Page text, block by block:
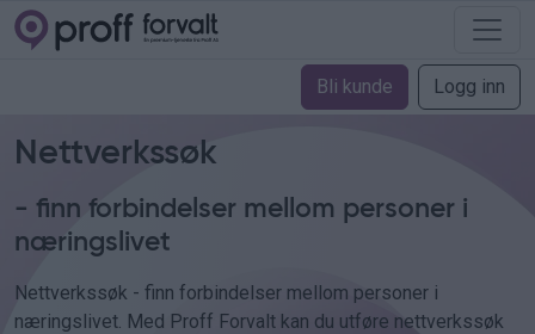
Bli kunde Logg inn
Nettverkssøk
- finn forbindelser mellom personer i
næringslivet
Nettverkssøk - finn forbindelser mellom personer i
næringslivet. Med Proff Forvalt kan du utføre nettverkssøk